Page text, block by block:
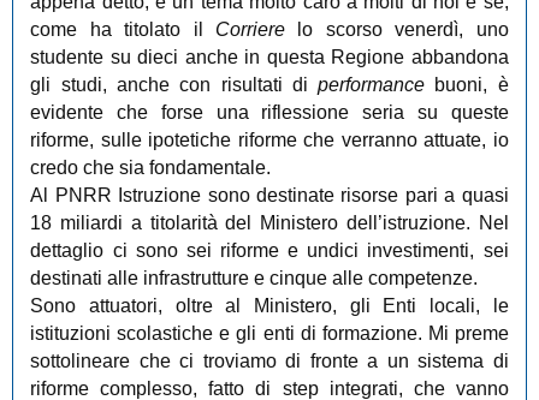
come ha titolato il Corriere lo scorso venerdì, uno
studente su dieci anche in questa Regione abbandona
gli studi, anche con risultati diperformance buoni, è
evidente che forse una riflessione seria su queste
riforme, sulle ipotetiche riforme che verranno attuate, io
credo che sia fondamentale.
Al PNRR Istruzione sono destinate risorse pari a quasi
18 miliardi a titolarità del Ministero dell’istruzione. Nel
dettaglio ci sono sei riforme e undici investimenti, sei
destinati alle infrastrutture e cinque alle competenze.
Sono attuatori, oltre al Ministero, gli Enti locali, le
istituzioni scolastiche e gli enti di formazione. Mi preme
sottolineare che ci troviamo di fronte a un sistema di
riforme complesso, fatto di step integrati, che vanno